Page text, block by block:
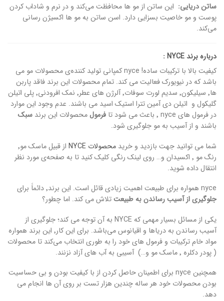
ساتن دریایی: این ساتن از مو ها محافظت می‌کند و در نرم و شاداب کردن
پوست و مو خاصیت بسزایی دارد. اسن ساتن به مو ها اکسیژن رسانی
می‌کند.
درباره برند NYCE :
کیفیت بالا با ترکیبات ساده! nyce کمپانی تولید کننده‌ی محصولات مو می
باشد که در نیویورک فعالیت می کند. تمام محصولات این برند فاقد پاربن
ها٬ سیلیکون٬ سدیم لورت سوفات٬ آلرژن های عطر٬ نمک افرودنی٬ پلی اتیلن
گلیکول و اتیلن دی آمین تترا استیک اسید می باشند. عدم وجود این موارد
در فرمول های nyce ٬ باعث می شود تا
فرمولمحصولات این برند سبک
باشند و از آسیب به مو جلوگیری شود.
شما می توانید جهت بازدید و خرید محصولات NYCE
از قبیل ماسک مو٬
رنگ مو ٬ اکسیدان و… روی لینک رنگی کلیک کنید تا به صفحه‌ی مورد نظر
انتقال داده شوید.
nyce همواره برای طبیعت اهمیت زیادی قائل است. این برند٬ دائماََ برای
جلوگیری از آسیب رساندن به طبیعتتلاش می کند. اما چطور؟
یکی از مسائل بسیار مهمی که NYCE به آن توجه می کند؛ جلوگیری از
آسیب رساندن به دریاها و اقیانوس می‌باشد. برای این کار٬ این برند همواره
مواد خام ترکیبات و فرمول های خود را به طوری انتخاب می‌کند تا محصولات
( پودر دکلره ٬ ماسک مو و…) آسیبی به آب های آزاد نزنند.
همچنین nyce برای اطمینان حاصل کردن از با کیفیت بودن و بی حساسیت
بودن محصولات خود هر ساله چندین هزار تست بر روی آن ها انجام می
دهد.